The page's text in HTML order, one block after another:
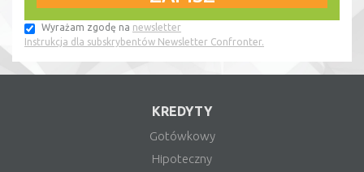
Wyrażam zgodę na newsletter
Instrukcja dla subskrybentów Newsletter Confronter.
KREDYTY
Gotówkowy
Hipoteczny